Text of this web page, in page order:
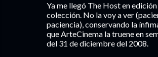
Ya me llegó The Host en
colección. No la voy a ver
paciencia), conservando la
que ArteCinema la truene en
del 31 de diciembre del 2008.